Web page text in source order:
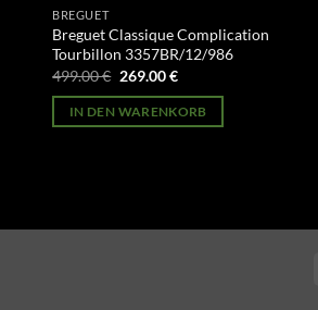
BREGUET
Breguet Classique Complication
Tourbillon 3357BR/12/986
499.00€ Ursprünglicher
war:
499.00 €
269.00€Aktueller
ist:
269.00 €.
IN DEN WARENKORB